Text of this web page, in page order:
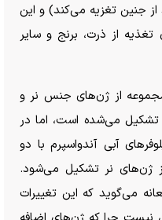
جنین تغزیه می‌کند) و این
از ذرت، برنج و سایر
مجموعه از ژن‌های جنس نر و
می‌شده است، اما در
آبی آندواسپرم با دو
ژن‌های نر تشکیل می‌شود.
می‌گوید که این تغییرات